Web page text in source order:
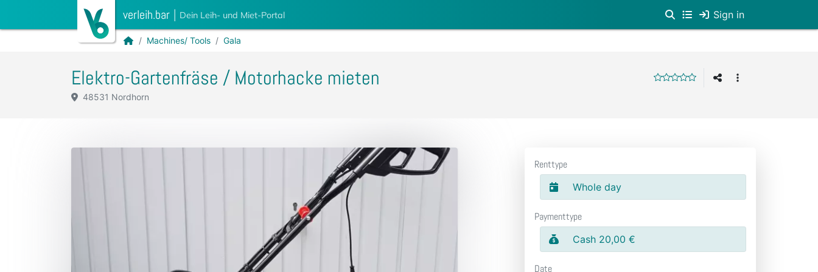
verleih.bar | Dein Leih- und Miet-Portal Sign in
Machines/ Tools Gala
Elektro-Gartenfräse / Motorhacke mieten
48531 Nordhorn
Renttype
Whole day
Paymenttype
Cash 20,00 €
Date